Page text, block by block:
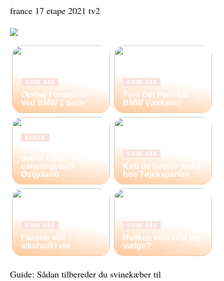
france 17 etape 2021 tv2
GODE RÅD
Opdag Fordelene
Ved BMW 1 Serie
GODE RÅD
Find Det Perfekte
BMW Værksted
REJSER
derfor elsker børn
campingplads
Østjylland
GODE RÅD
Køb de bedste jeans
hos Tøjeksperten
GODE RÅD
Fordele ved
alkoholfri vin
GODE RÅD
Hvilken elbil skal jeg
vælge?
Guide: Sådan tilbereder du svinekæber til